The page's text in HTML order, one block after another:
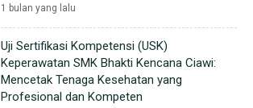
1 bulan yang lalu
Uji Sertifikasi Kompetensi (USK)
Keperawatan SMK Bhakti Kencana Ciawi:
Mencetak Tenaga Kesehatan yang
Profesional dan Kompeten